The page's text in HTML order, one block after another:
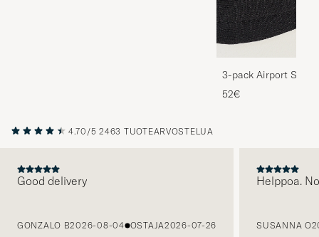
3-pack Airport
Melange
52€
4.70/5 2463 TUOTEARVOSTELUA
Good delivery
GONZALO B2026-08-04 OSTAJA2026-07-26
Helppoa.
SUSANNA O